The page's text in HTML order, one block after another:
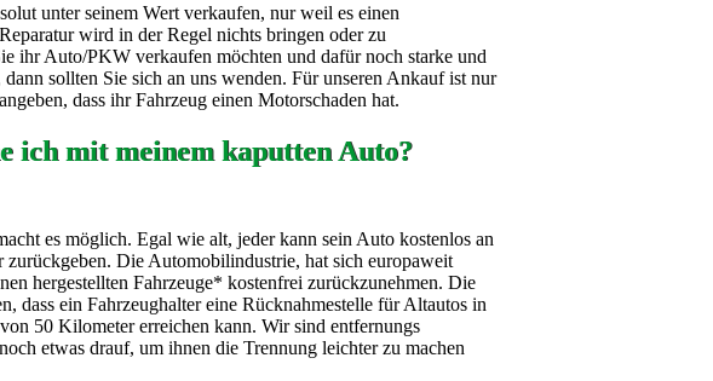
unter seinem Wert verkaufen, nur weil es einen
wird in der Regel nichts bringen oder zu
ihr Auto/PKW verkaufen möchten und dafür noch starke und
dann sollten Sie sich an uns wenden. Für unseren Ankauf ist nur
dass ihr Fahrzeug einen Motorschaden hat.
ich mit meinem kaputten Auto?
es möglich. Egal wie alt, jeder kann sein Auto kostenlos an
zurückgeben. Die Automobilindustrie, hat sich europaweit
hergestellten Fahrzeuge* kostenfrei zurückzunehmen. Die
dass ein Fahrzeughalter eine Rücknahmestelle für Altautos in
50 Kilometer erreichen kann. Wir sind entfernungs
etwas drauf, um ihnen die Trennung leichter zu machen